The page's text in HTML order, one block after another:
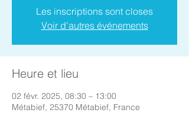
Les inscriptions sont closes
Voir d'autres événements
Heure et lieu
02 févr. 2025, 08:30 – 13:00
Métabief, 25370 Métabief, France